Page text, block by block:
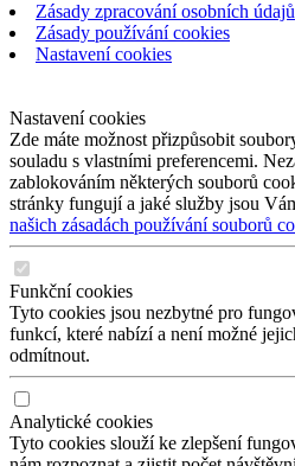
Zásady zpracování osobních údajů
Zásady používání cookies
Nastavení cookies
Nastavení cookies
Zde máte možnost přizpůsobit
souladu s vlastními preferencemi.
zablokováním některých souborů
stránky fungují a jaké služby jsou
našich zásadách používání souborů
Funkční cookies
Tyto cookies jsou nezbytné pro
funkcí, které nabízí a není možné
odmítnout.
Analytické cookies
Tyto cookies slouží ke zlepšení